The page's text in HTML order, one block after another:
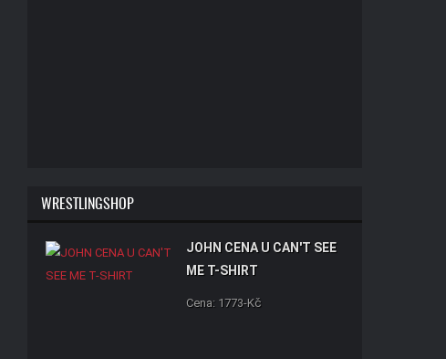
WRESTLINGSHOP
JOHN CENA U CAN'T SEE
ME T-SHIRT
Cena: 1773-Kč